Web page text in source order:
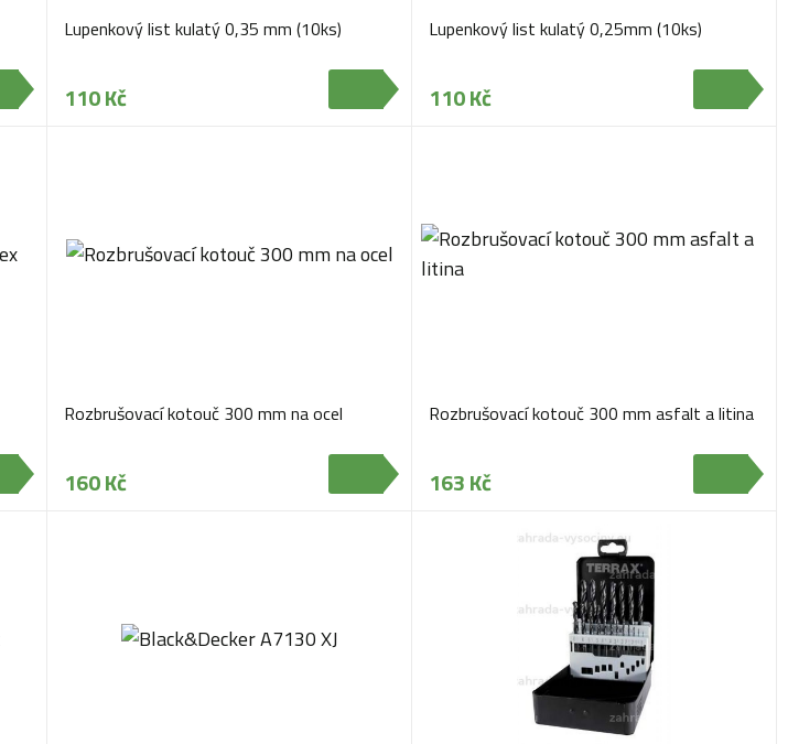
Lupenkový list kulatý 0,35 mm (10ks)
110 Kč
Lupenkový list kulatý 0,25mm (10ks)
110 Kč
Rozbrušovací kotouč 300 mm na ocel
160 Kč
Rozbrušovací kotouč 300 mm asfalt a litina
163 Kč